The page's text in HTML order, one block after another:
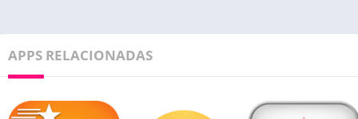
APPS RELACIONADAS